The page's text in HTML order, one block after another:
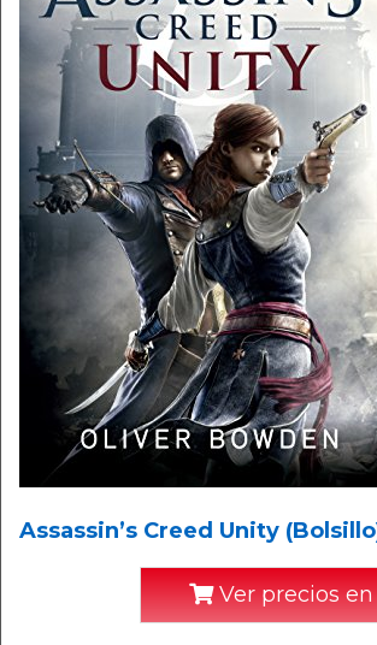
Assassin’s Creed Unity
Ver precios